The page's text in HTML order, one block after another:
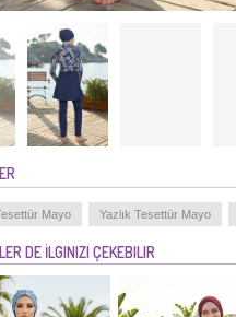
Mayo Yazlık Tesettür Mayo
DE İLGINIZI ÇEKEBILIR